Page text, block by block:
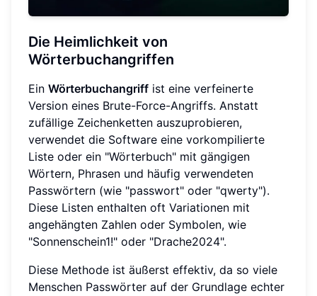
Die Heimlichkeit von
Wörterbuchangriffen
Ein Wörterbuchangriff ist eine verfeinerte
Version eines Brute-Force-Angriffs. Anstatt
zufällige Zeichenketten auszuprobieren,
verwendet die Software eine vorkompilierte
Liste oder ein "Wörterbuch" mit gängigen
Wörtern, Phrasen und häufig verwendeten
Passwörtern (wie "passwort" oder "qwerty").
Diese Listen enthalten oft Variationen mit
angehängten Zahlen oder Symbolen, wie
"Sonnenschein1!" oder "Drache2024".
Diese Methode ist äußerst effektiv, da so viele
Menschen Passwörter auf der Grundlage echter